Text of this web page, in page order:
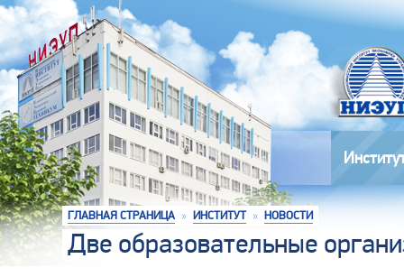
ГЛАВНАЯ СТРАНИЦА » ИНСТИТУТ » НОВОСТИ
Две образовательные